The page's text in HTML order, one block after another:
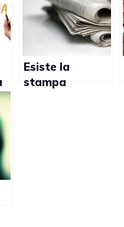
Esiste la
stampa